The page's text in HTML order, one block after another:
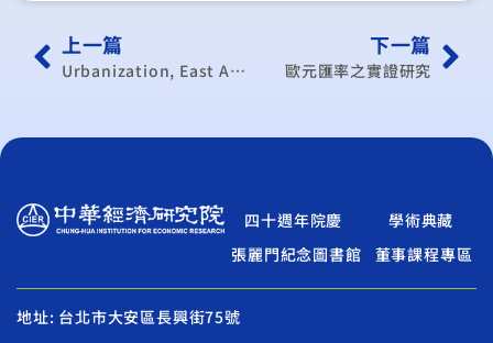
上一篇
Urbanization, East Asia and Habitat II(平)
下一篇
歐元匯率之實證研究
四十週年院慶
學術典藏
張麗門紀念圖書館
董事課程專區
地址: 台北市大安區長興街75號